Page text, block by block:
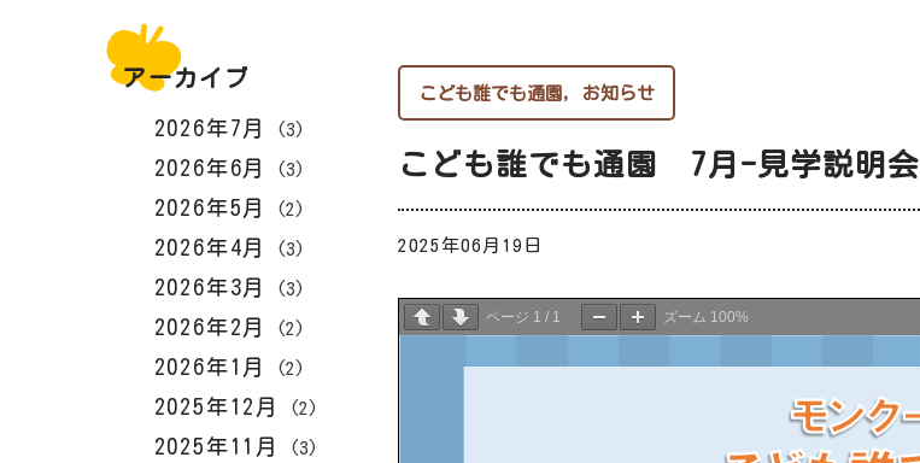
アーカイブ
2026年7月 (3)
2026年6月 (3)
2026年5月 (2)
2026年4月 (3)
2026年3月 (3)
2026年2月 (2)
2026年1月 (2)
2025年12月 (2)
2025年11月 (3)
こども誰でも通園, お知らせ
こども誰でも通園 7月-見学説明会
2025年06月19日
ページ 1 / 1 ズーム 100%